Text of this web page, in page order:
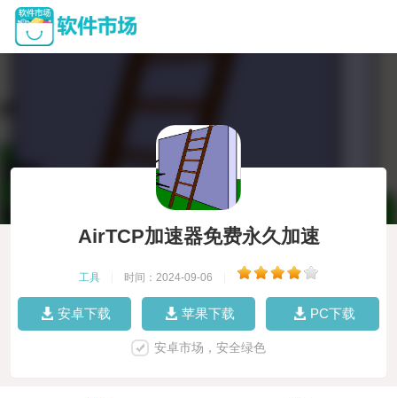
AirTCP加速器免费永久加速
工具 时间：2024-09-06
安卓下载 苹果下载 PC下载
安卓市场，安全绿色